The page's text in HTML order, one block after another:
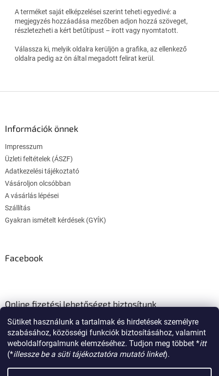
Sütiket használunk a tartalmak és hirdetések személyre
szabásához, közösségi funkciók biztosításához, valamint
weboldalforgalmunk elemzéséhez. Tudjon meg többet *itt
(*illessze be a süti tájékoztatóra mutató linket).
A terméket saját elképzelései szerint teheti egyedivé: a
megjegyzés hozzáadása mezőben adjon hozzá szöveget,
részletezheti a kért betűtípust – írott vagy nyomtatott.
Válassza ki, melyik oldalra kerüljön a grafika, az ellenkező
oldalra pedig az ön által megadott felirat kerül.
Információk önnek
Impresszum
Üzleti feltételek (ÁSZF)
Adatkezelési tájékoztató
Vásároljon olcsóbban
A vásárlás lépései
Szállítás
Gyakran ismételt kérdések (GYÍK)
Facebook
Online fizetési lehetőséget biztosítunk